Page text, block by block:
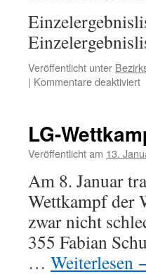
Veröffentlicht unter
| Kommentare deaktiviertfür
/
LG-
Veröffentlicht am 13.
Am 8. Januar
Wettkampf der
zwar nicht
355 Fabian
… Weiterlesen